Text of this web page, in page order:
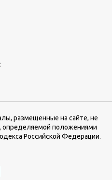
размещенные на сайте, не
определяемой положениями
Российской Федерации.